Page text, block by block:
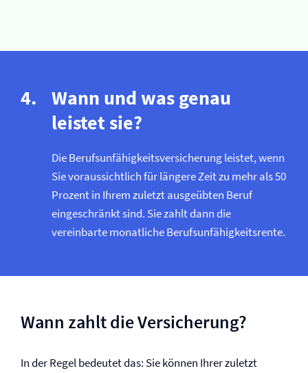
Wann und was genau
leistet sie?
Die Berufs­unfähigkeits­versicherung leistet, wenn
Sie voraussichtlich für längere Zeit zu mehr als 50
Prozent in Ihrem zuletzt ausgeübten Beruf
eingeschränkt sind. Sie zahlt dann die
vereinbarte monatliche Berufs­unfähigkeitsrente.
Wann zahlt die Versicherung?
In der Regel bedeutet das: Sie können Ihrer zuletzt